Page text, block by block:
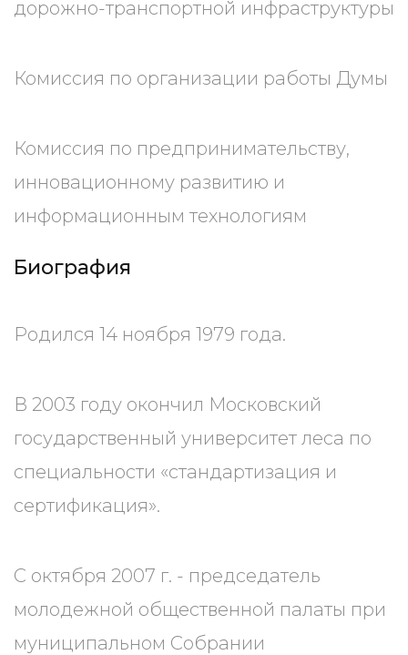
дорожно-транспортной инфраструктуры
Комиссия по организации работы Думы
Комиссия по предпринимательству,
инновационному развитию и
информационным технологиям
Биография
Родился 14 ноября 1979 года.
В 2003 году окончил Московский
государственный университет леса по
специальности «стандартизация и
сертификация».
С октября 2007 г. - председатель
молодежной общественной палаты при
муниципальном Собрании